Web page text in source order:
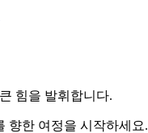
힘을 발휘합니다.
향한 여정을 시작하세요.